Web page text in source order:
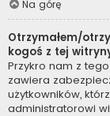
Na górę
Otrzymałem/
kogoś z tej
Przykro nam z
zawiera
użytkowników,
administratorowi